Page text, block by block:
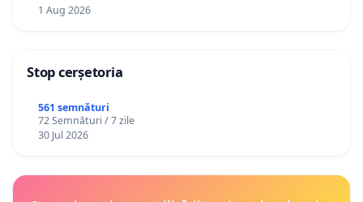
1 Aug 2026
Stop cerșetoria
561 semnături
72 Semnături / 7 zile
30 Jul 2026